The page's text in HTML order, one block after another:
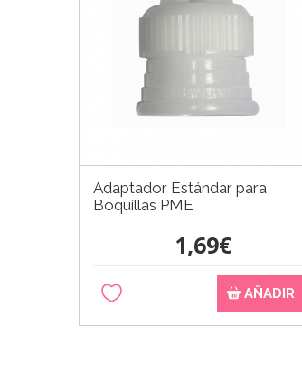
Adaptador Estándar para
Boquillas PME
1,69€
AÑADIR